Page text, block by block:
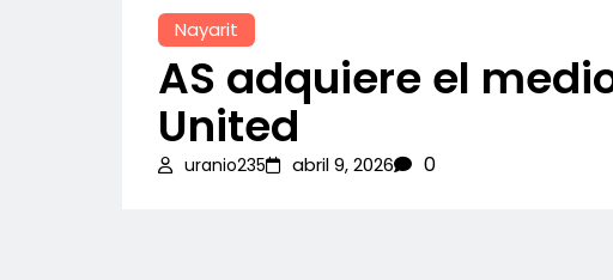
Nayarit
AS adquiere el
United
uranio235 abril 9, 2026 0